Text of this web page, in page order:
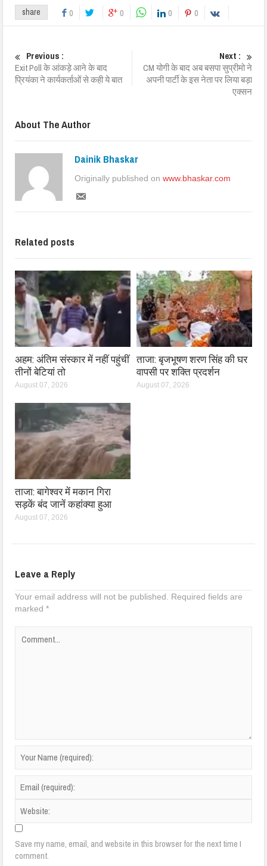
share 0 0 0 0
Previous :
Exit Poll के आंकड़े आने के बाद
प्रियंका ने कार्यकर्ताओं से कही ये बात
Next :
CM योगी के बाद अब बसपा सुप्रीमो ने
अपनी पार्टी के इस नेता पर लिया बड़ा
एक्सन
About The Author
Dainik Bhaskar
Originally published onwww.bhaskar.com
Related posts
अहम: अंतिम संस्कार में नहीं पहुंचीं
तीनों बेटियां तो
August 07, 2026
ताजा: बृजभूषण शरण सिंह की घर
वापसी पर शक्ति प्रदर्शन
August 07, 2026
ताजा: बागेश्वर में मकान गिरा
सड़कें बंद जानें कहांक्या हुआ
August 07, 2026
Leave a Reply
Your email address will not be published.
Required fields are
marked*
Save my name, email, and website in this browser for the next time I
comment.